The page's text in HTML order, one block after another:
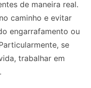
de maneira real.
caminho e evitar
engarrafamento ou
se
trabalhar em